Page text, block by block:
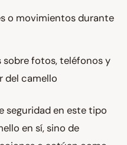
o movimientos durante
sobre fotos, teléfonos y
del camello
seguridad en este tipo
en sí, sino de